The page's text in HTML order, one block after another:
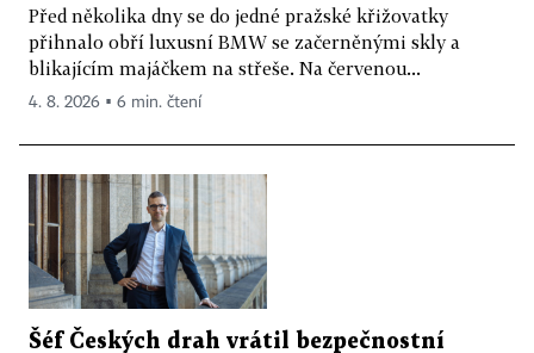
Před několika dny se do jedné pražské křižovatky
přihnalo obří luxusní BMW se začerněnými skly a
blikajícím majáčkem na střeše. Na červenou...
4. 8. 2026 ▪ 6 min. čtení
Šéf Českých drah vrátil bezpečnostní